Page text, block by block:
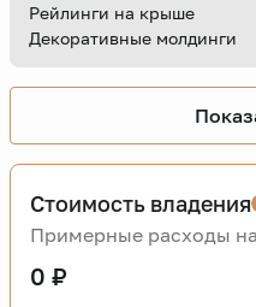
Рейлинги на крыше
Декоративные молдинги
Стоимость владения
Примерные расходы
0 ₽